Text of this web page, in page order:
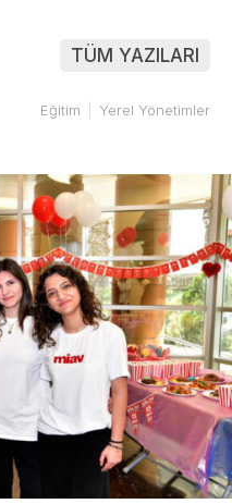
TÜM YAZILARI
Eğitim Yerel Yönetimler